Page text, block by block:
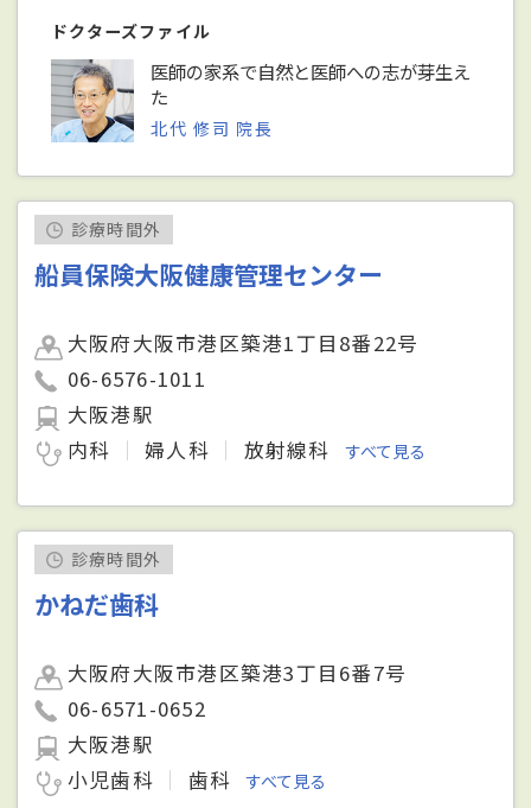
ドクターズファイル
医師の家系で自然と医師への志が芽生え
た
北代 修司 院長
診療時間外
船員保険大阪健康管理センター
大阪府大阪市港区築港1丁目8番22号
06-6576-1011
大阪港駅
内科
婦人科 放射線科 すべて見る
診療時間外
かねだ歯科
大阪府大阪市港区築港3丁目6番7号
06-6571-0652
大阪港駅
小児歯科
歯科 すべて見る